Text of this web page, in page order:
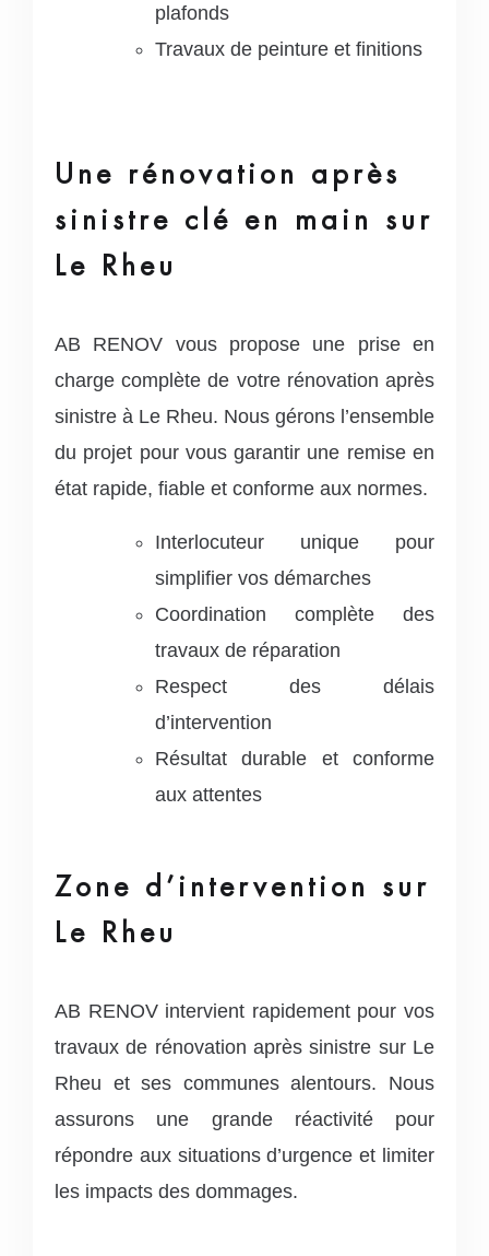
plafonds
Travaux de peinture et finitions
Une rénovation après
sinistre clé en main sur
Le Rheu
AB RENOV vous propose une prise en
charge complète de votre rénovation après
sinistre à Le Rheu. Nous gérons l’ensemble
du projet pour vous garantir une remise en
état rapide, fiable et conforme aux normes.
Interlocuteur unique pour
simplifier vos démarches
Coordination complète des
travaux de réparation
Respect des délais
d’intervention
Résultat durable et conforme
aux attentes
Zone d’intervention sur
Le Rheu
AB RENOV intervient rapidement pour vos
travaux de rénovation après sinistre sur Le
Rheu et ses communes alentours. Nous
assurons une grande réactivité pour
répondre aux situations d’urgence et limiter
les impacts des dommages.